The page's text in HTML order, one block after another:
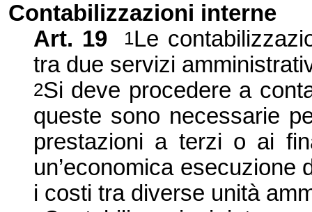
Contabilizzazioni interne
Art. 19
1Le
tra due servizi
2Si deve procedere a
queste sono necessarie
prestazioni a terzi o ai
un’economica esecuzione
i costi tra diverse unità